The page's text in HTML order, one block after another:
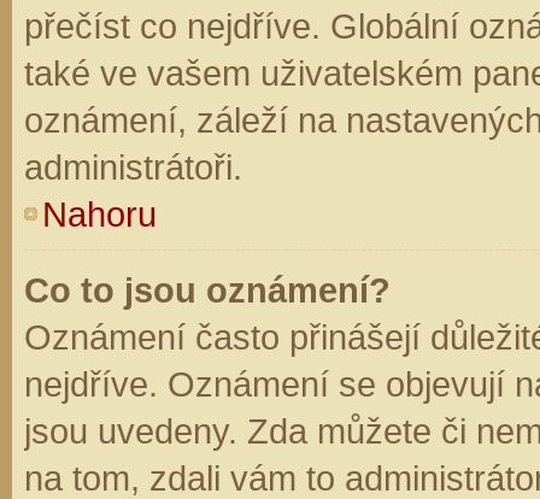
přečíst co nejdříve. Globální
také ve vašem uživatelském
oznámení, záleží na
administrátoři.
Nahoru
Co to jsou oznámení?
Oznámení často přinášejí
nejdříve. Oznámení se objevují
jsou uvedeny. Zda můžete či
na tom, zdali vám to